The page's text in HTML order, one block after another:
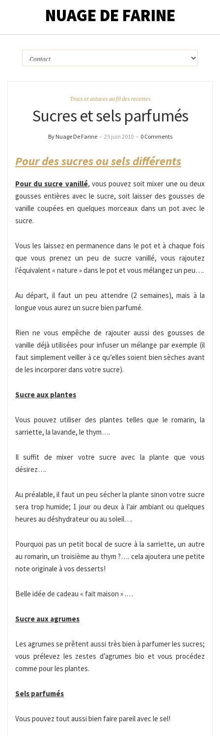
NUAGE DE FARINE
Trucs et astuces au fil des recettes
Sucres et sels parfumés
By Nuage De Farine – 25 juin 2010 – 0 Comments
Pour des sucres ou sels différents
Pour du sucre vanillé, vous pouvez soit mixer une ou deux
gousses entières avec le sucre, soit laisser des gousses de
vanille coupées en quelques morceaux dans un pot avec le
sucre.
Vous les laissez en permanence dans le pot et à chaque fois
que vous prenez un peu de sucre vanillé, vous rajoutez
l’équivalent « nature » dans le pot et vous mélangez un peu….
Au départ, il faut un peu attendre (2 semaines), mais à la
longue vous aurez un sucre bien parfumé.
Rien ne vous empêche de rajouter aussi des gousses de
vanille déjà utilisées pour infuser un mélange par exemple (il
faut simplement veiller à ce qu’elles soient bien sèches avant
de les incorporer dans votre sucre).
Sucre aux plantes
Vous pouvez utiliser des plantes telles que le romarin, la
sarriette, la lavande, le thym….
Il suffit de mixer votre sucre avec la plante que vous
désirez….
Au préalable, il faut un peu sécher la plante sinon votre sucre
sera trop humide; 1 jour ou deux à l’air ambiant ou quelques
heures au déshydrateur ou au soleil….
Pourquoi pas un petit bocal de sucre à la sarriette, un autre
au romarin, un troisième au thym ?…. cela ajoutera une petite
note originale à vos desserts!
Belle idée de cadeau « fait maison » .…
Sucre aux agrumes
Les agrumes se prêtent aussi très bien à parfumer les sucres;
vous prélevez les zestes d’agrumes bio et vous procédez
comme pour les plantes.
Sels parfumés
Vous pouvez tout aussi bien faire pareil avec le sel!